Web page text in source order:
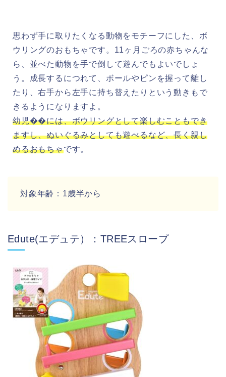
思わず手に取りたくなる動物をモチーフにした、ボ
ウリングのおもちゃです。11ヶ月ごろの赤ちゃんな
ら、並べた動物を手で倒して遊んでもよいでしょ
う。成長するにつれて、ボールやピンを握って離し
たり、右手から左手に持ち替えたりという動きもで
きるようになりますよ。
幼児��には、ボウリングとして楽しむこともでき
ますし、ぬいぐるみとしても遊べるなど、長く親し
めるおもちゃです。
対象年齢：1歳半から
Edute(エデュテ）：TREEスロープ